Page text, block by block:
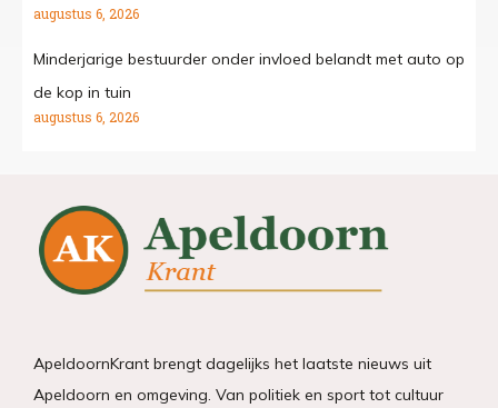
augustus 6, 2026
Minderjarige bestuurder onder invloed belandt met auto op
de kop in tuin
augustus 6, 2026
ApeldoornKrant brengt dagelijks het laatste nieuws uit
Apeldoorn en omgeving. Van politiek en sport tot cultuur